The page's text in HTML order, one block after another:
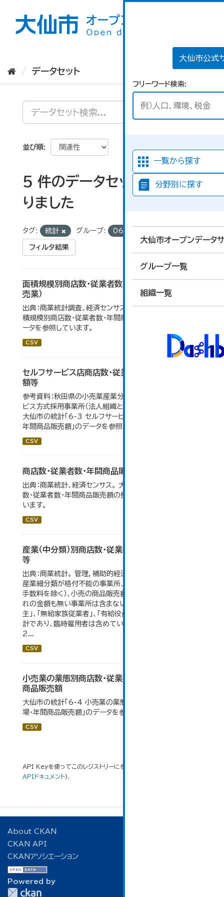
大仙市公式
フリーワード検索
一覧から探す
分野別に探す
大仙市オープンデータ
グループ一覧
組織一覧
データセット
並び順
5 件のデータセットが見つか
りました
タグ: 統計 グループ: 06_商業・サービス業
フィルタ結果
面積規模別商店数・従業者数・年間商品販売額（小
売業）
出典：商業統計調査、経済センサス。 大仙市の統計「6-5 面
積規模別商店数・従業者数・年間商品販売額（小売業）」のデ
ータを参照しています。
CSV
セルフサービス店商店数・従業者数・年間商品販売
額等
参考資料：秋田県の小売業産業分類小分類別、セルフサー
ビス方式採用事業所（法人組織と個人経営事業所の合計）。
大仙市の統計「6-3 セルフサービス店 商店数・従業者数・
年間商品販売額」のデータを参照しています。
CSV
商店数・従業者数・年間商品販売額の推移
出典：商業統計、経済センサス。 大仙市の統計「6-1 商店
数・従業者数・年間商品販売額の推移」のデータを参照して
います。
CSV
産業（中分類）別商店数・従業者数・年間商品販売額
等
出典：商業統計。 管理，補助的経済活動のみを行う事業所、
産業細分類が格付不能の事業所、卸売の商品販売額（仲立
手数料を除く）、小売の商品販売額及び仲立手数料のいず
れの金額も無い事業所は含まない。 従業者総数は「個人業
主」、「無給家族従業者」、「有給役員」及び「常用雇用者」の
計であり、臨時雇用者は含めていない。 大仙市の統計「6-
2...
CSV
小売業の業態別商店数・従業者数・売場面積・年間
商品販売額
大仙市の統計「6-4 小売業の業態別商店数・従業者数・売
場・年間商品販売額」のデータを参照しています。
CSV
API Keyを使ってこのレジストリーにもアクセス可能です
APIドキュメント).
About CKAN
CKAN API
CKANアソシエーション
Powered by